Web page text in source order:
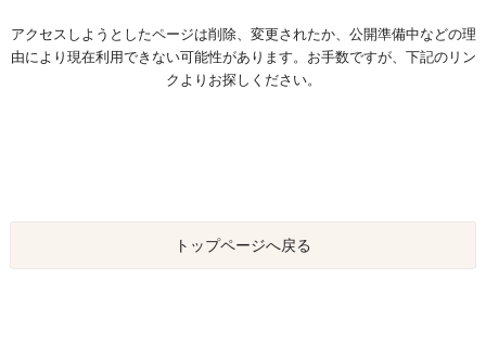
アクセスしようとしたページは削除、変更されたか、公開準備中などの理
由により現在利用できない可能性があります。お手数ですが、下記のリン
クよりお探しください。
トップページへ戻る